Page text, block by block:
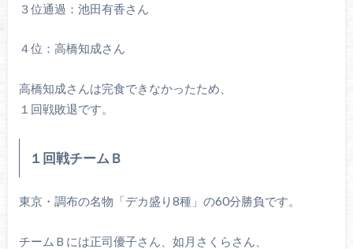
３位通過：池田有香さん
４位：高橋知成さん
高橋知成さんは完食できなかったため、
１回戦敗退です。
１回戦チームＢ
東京・調布の名物「デカ盛り8種」の60分勝負です。
チームＢには正司優子さん、如月さくらさん、